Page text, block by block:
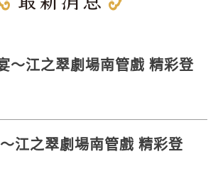
～江之翠劇場南管戲 精彩登
江之翠劇場南管戲 精彩登